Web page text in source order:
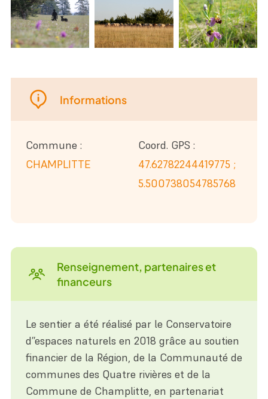
Informations
Commune :
CHAMPLITTE
Coord. GPS :
47.62782244419775 ;
5.500738054785768
Renseignement, partenaires et
financeurs
Le sentier a été réalisé par le Conservatoire
d’’espaces naturels en 2018 grâce au soutien
financier de la Région, de la Communauté de
communes des Quatre rivières et de la
Commune de Champlitte, en partenariat